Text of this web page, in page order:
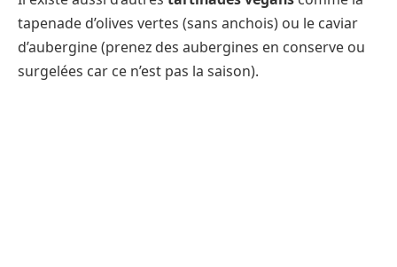
tapenade d’olives vertes (sans anchois) ou le caviar
d’aubergine (prenez des aubergines en conserve ou
surgelées car ce n’est pas la saison).